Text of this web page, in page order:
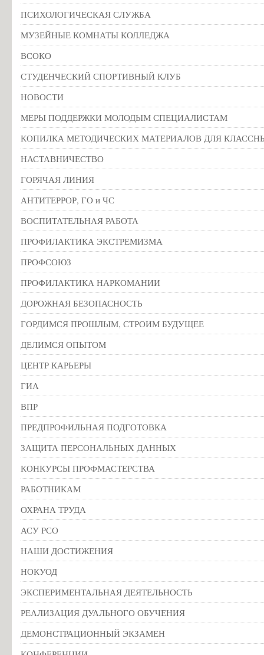
ПСИХОЛОГИЧЕСКАЯ СЛУЖБА
МУЗЕЙНЫЕ КОМНАТЫ КОЛЛЕДЖА
ВСОКО
СТУДЕНЧЕСКИЙ СПОРТИВНЫЙ КЛУБ
НОВОСТИ
МЕРЫ ПОДДЕРЖКИ МОЛОДЫМ СПЕЦИАЛИСТАМ
КОПИЛКА МЕТОДИЧЕСКИХ МАТЕРИАЛОВ ДЛЯ
НАСТАВНИЧЕСТВО
ГОРЯЧАЯ ЛИНИЯ
АНТИТЕРРОР, ГО и ЧС
ВОСПИТАТЕЛЬНАЯ РАБОТА
ПРОФИЛАКТИКА ЭКСТРЕМИЗМА
ПРОФСОЮЗ
ПРОФИЛАКТИКА НАРКОМАНИИ
ДОРОЖНАЯ БЕЗОПАСНОСТЬ
ГОРДИМСЯ ПРОШЛЫМ, СТРОИМ БУДУЩЕЕ
ДЕЛИМСЯ ОПЫТОМ
ЦЕНТР КАРЬЕРЫ
ГИА
ВПР
ПРЕДПРОФИЛЬНАЯ ПОДГОТОВКА
ЗАЩИТА ПЕРСОНАЛЬНЫХ ДАННЫХ
КОНКУРСЫ ПРОФМАСТЕРСТВА
РАБОТНИКАМ
ОХРАНА ТРУДА
АСУ РСО
НАШИ ДОСТИЖЕНИЯ
НОКУОД
ЭКСПЕРИМЕНТАЛЬНАЯ ДЕЯТЕЛЬНОСТЬ
РЕАЛИЗАЦИЯ ДУАЛЬНОГО ОБУЧЕНИЯ
ДЕМОНСТРАЦИОННЫЙ ЭКЗАМЕН